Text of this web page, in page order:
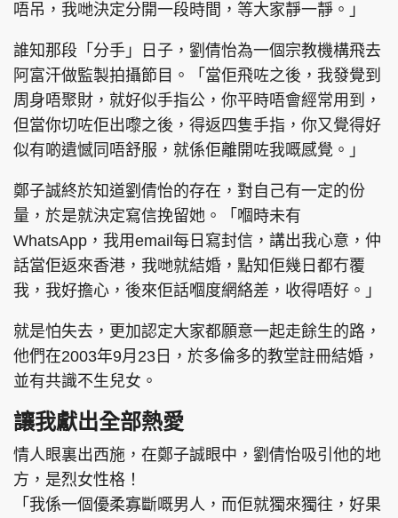
唔吊，我哋決定分開一段時間，等大家靜一靜。」
誰知那段「分手」日子，劉倩怡為一個宗教機構飛去
阿富汗做監製拍攝節目。「當佢飛咗之後，我發覺到
周身唔聚財，就好似手指公，你平時唔會經常用到，
但當你切咗佢出嚟之後，得返四隻手指，你又覺得好
似有啲遺憾同唔舒服，就係佢離開咗我嘅感覺。」
鄭子誠終於知道劉倩怡的存在，對自己有一定的份
量，於是就決定寫信挽留她。「嗰時未有
WhatsApp，我用email每日寫封信，講出我心意，仲
話當佢返來香港，我哋就結婚，點知佢幾日都冇覆
我，我好擔心，後來佢話嗰度網絡差，收得唔好。」
就是怕失去，更加認定大家都願意一起走餘生的路，
他們在2003年9月23日，於多倫多的教堂註冊結婚，
並有共識不生兒女。
讓我獻出全部熱愛
情人眼裏出西施，在鄭子誠眼中，劉倩怡吸引他的地
方，是烈女性格！
「我係一個優柔寡斷嘅男人，而佢就獨來獨往，好果